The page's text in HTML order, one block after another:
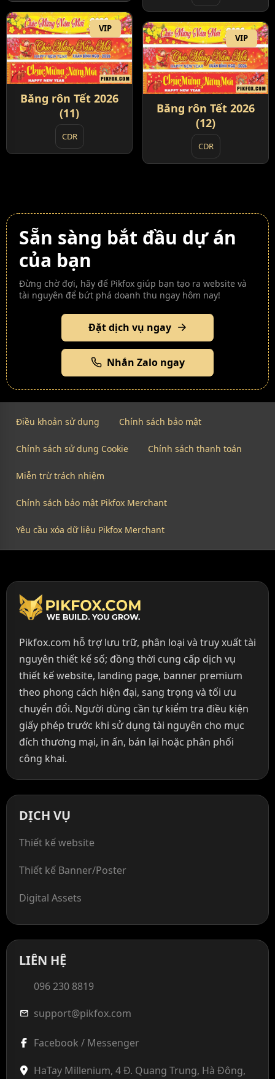
VIP
Băng rôn Tết 2026
(11)
CDR
VIP
Băng rôn Tết 2026
(12)
CDR
Sẵn sàng bắt đầu dự án
của bạn
Đừng chờ đợi, hãy để Pikfox giúp bạn tạo ra website và
tài nguyên để bứt phá doanh thu ngay hôm nay!
Đặt dịch vụ ngay
Nhắn Zalo ngay
Điều khoản sử dụng Chính sách bảo mật
Chính sách sử dụng Cookie Chính sách thanh toán
Miễn trừ trách nhiệm
Chính sách bảo mật Pikfox Merchant
Yêu cầu xóa dữ liệu Pikfox Merchant
Pikfox.com hỗ trợ lưu trữ, phân loại và truy xuất tài
nguyên thiết kế số; đồng thời cung cấp dịch vụ
thiết kế website, landing page, banner premium
theo phong cách hiện đại, sang trọng và tối ưu
chuyển đổi. Người dùng cần tự kiểm tra điều kiện
giấy phép trước khi sử dụng tài nguyên cho mục
đích thương mại, in ấn, bán lại hoặc phân phối
công khai.
DỊCH VỤ
Thiết kế website
Thiết kế Banner/Poster
Digital Assets
LIÊN HỆ
096 230 8819
mail support@pikfox.com
Facebook / Messenger
HaTay Millenium, 4 Đ. Quang Trung, Hà Đông,